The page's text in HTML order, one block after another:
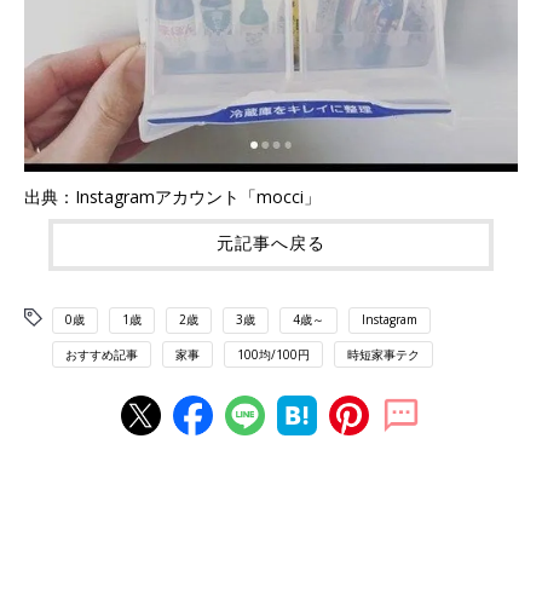
出典：Instagramアカウント「mocci」
元記事へ戻る
0歳 1歳 2歳 3歳 4歳～ Instagram
おすすめ記事 家事 100均/100円 時短家事テク